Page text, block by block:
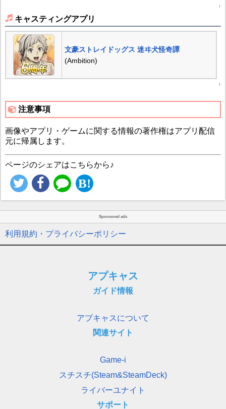
↑
キャスティングアプリ
文豪ストレイドッグス 迷ヰ犬怪奇譚
(Ambition)
↑
注意事項
画像やアプリ・ゲームに関する情報の著作権はアプリ配信
元に帰属します。
ページのシェアはこちらから♪
Sponsored ads
利用規約・プライバシーポリシー
アプキャス
ガイド情報
アプキャスについて
関連サイト
Game-i
スチスチ(Steam&SteamDeck)
ライバーユナイト
サポート